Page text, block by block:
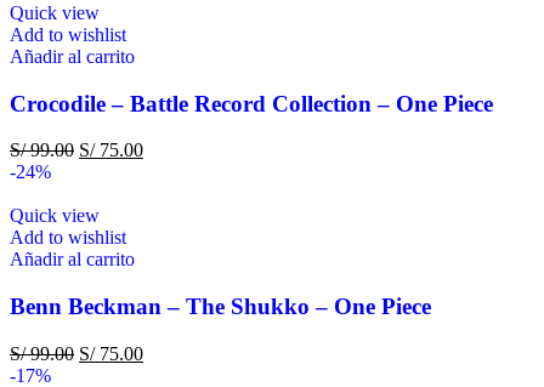
Quick view
Add to wishlist
Añadir al carrito
Crocodile – Battle Record Collection – One Piece
S/99.00 S/75.00
-24%
Quick view
Add to wishlist
Añadir al carrito
Benn Beckman – The Shukko – One Piece
S/99.00 S/75.00
-17%